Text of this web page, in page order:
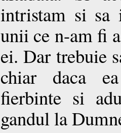
intristam si sa
unii ce n-am fi
ei. Dar trebuie
chiar daca
fierbinte si
gandul la